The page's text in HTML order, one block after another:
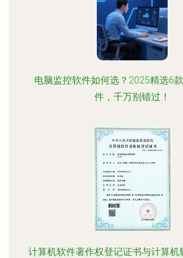
电脑监控软件如何选？2025精选6
件，千万别错过！
计算机软件著作权登记证书与计算机